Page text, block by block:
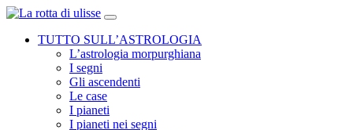
TUTTO SULL’ASTROLOGIA
L’astrologia morpurghiana
I segni
Gli ascendenti
Le case
I pianeti
I pianeti nei segni